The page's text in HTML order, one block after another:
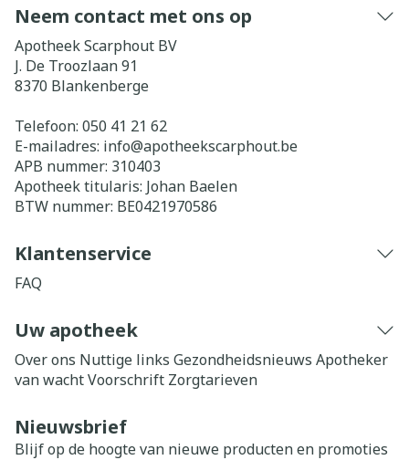
Neem contact met ons op
Apotheek Scarphout BV
J. De Troozlaan 91
8370 Blankenberge
Telefoon: 050 41 21 62
E-mailadres: info@apotheekscarphout.be
APB nummer: 310403
Apotheek titularis: Johan Baelen
BTW nummer: BE0421970586
Klantenservice
FAQ
Uw apotheek
Over ons Nuttige links Gezondheidsnieuws Apotheker
van wachtVoorschrift Zorgtarieven
Nieuwsbrief
Blijf op de hoogte van nieuwe producten en promoties